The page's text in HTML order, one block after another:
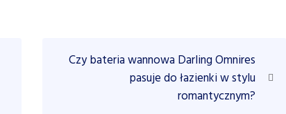
Czy bateria wannowa Darling Omnires
pasuje do łazienki w stylu
romantycznym?